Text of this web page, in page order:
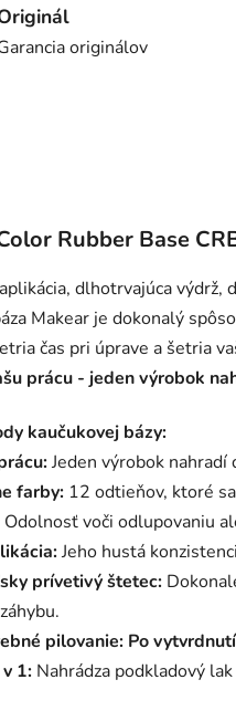
originálov
Rubber Base
dlhotrvajúca
Makear je dokonalý
čas pri úprave a šetria
prácu - jeden výrobok
kaučukovej bázy:
Jeden výrobok
farby: 12 odtieňov, ktoré
Odolnosť voči odlupovaniu
Jeho hustá
prívetivý štetec:
pilovanie: Po
1: Nahrádza podkladový